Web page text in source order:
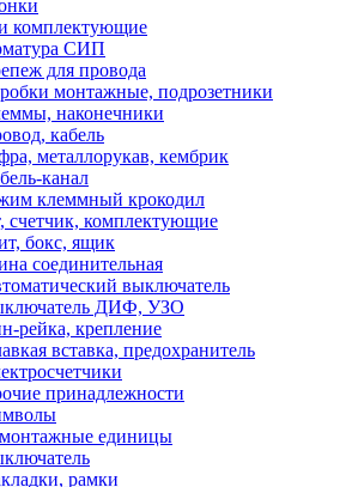
комплектующие
СИП
для провода
монтажные, подрозетники
наконечники
кабель
металлорукав, кембрик
канал
клеммный крокодил
счетчик, комплектующие
бокс, ящик
соединительная
выключатель
ДИФ, УЗО
рейка, крепление
вставка, предохранитель
принадлежности
единицы
рамки